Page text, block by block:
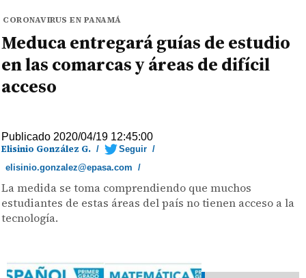
CORONAVIRUS EN PANAMÁ
Meduca entregará guías de estudio
en las comarcas y áreas de difícil
acceso
Publicado 2020/04/19 12:45:00
Elisinio González G. / Seguir /
elisinio.gonzalez@epasa.com /
La medida se toma comprendiendo que muchos
estudiantes de estas áreas del país no tienen acceso a la
tecnología.